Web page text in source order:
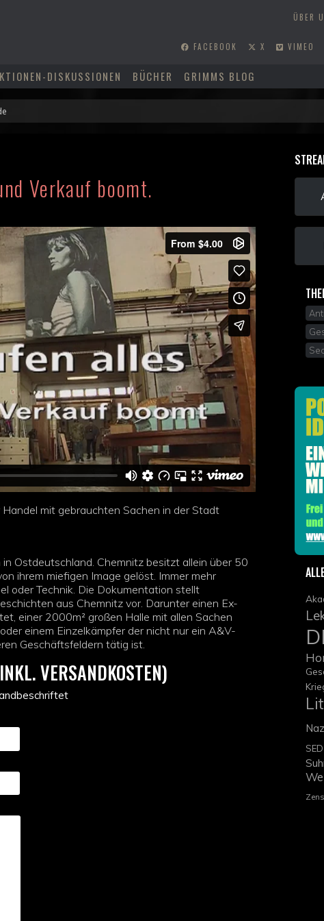
ÜBER
FACEBOOK X VIMEO
DISKUSSIONEN BÜCHER GRIMMS BLOG
Verkauf boomt.
mit gebrauchten Sachen in der Stadt
Ostdeutschland. Chemnitz besitzt allein über 50
ihrem miefigen Image gelöst. Immer mehr
oder Technik. Die Dokumentation stellt
aus Chemnitz vor. Darunter einen Ex-
einer 2000m² großen Halle mit allen Sachen
einem Einzelkämpfer der nicht nur ein A&V-
Geschäftsfeldern tätig ist.
VERSANDKOSTEN)
SED